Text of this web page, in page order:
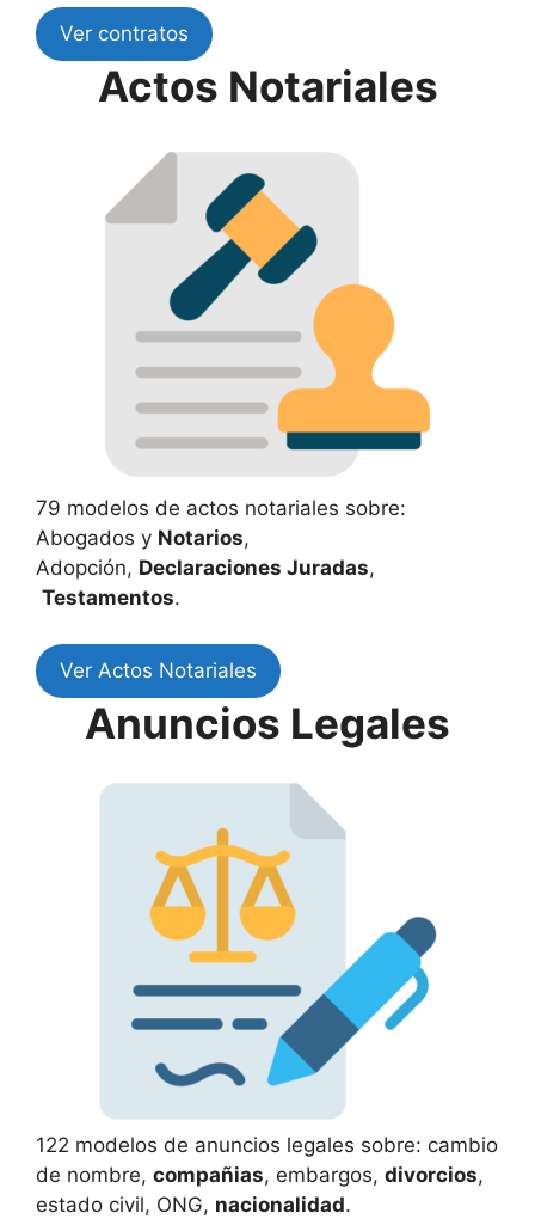
Ver contratos
Actos Notariales
79 modelos de actos notariales sobre:
Abogados y Notarios,
Adopción, Declaraciones Juradas,
Testamentos.
Ver Actos Notariales
Anuncios Legales
122 modelos de anuncios legales sobre: cambio
de nombre, compañias, embargos, divorcios,
estado civil, ONG, nacionalidad.